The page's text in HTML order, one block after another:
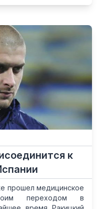
к
прошел медицинское
переходом в